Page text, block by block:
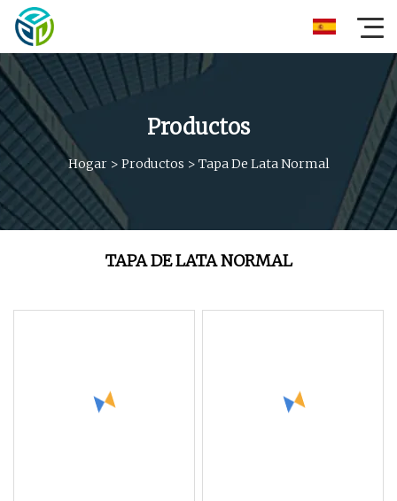
Productos
Hogar> Productos > Tapa De Lata Normal
TAPA DE LATA NORMAL